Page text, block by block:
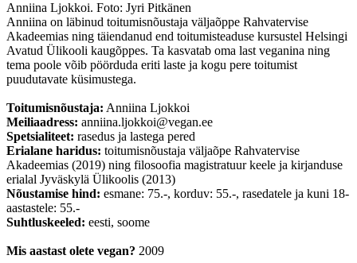
Anniina Ljokkoi. Foto: Jyri Pitkänen
Anniina on läbinud toitumisnõustaja väljaõppe Rahvatervise
Akadeemias ning täiendanud end toitumisteaduse kursustel Helsingi
Avatud Ülikooli kaugõppes. Ta kasvatab oma last veganina ning
tema poole võib pöörduda eriti laste ja kogu pere toitumist
puudutavate küsimustega.
Toitumisnõustaja: Anniina Ljokkoi
Meiliaadress: anniina.ljokkoi@vegan.ee
Spetsialiteet: rasedus ja lastega pered
Erialane haridus: toitumisnõustaja väljaõpe Rahvatervise
Akadeemias (2019) ning filosoofia magistratuur keele ja kirjanduse
erialal Jyväskylä Ülikoolis (2013)
Nõustamise hind: esmane: 75.-, korduv: 55.-, rasedatele ja kuni 18-
aastastele: 55.-
Suhtluskeeled: eesti, soome
Mis aastast olete vegan? 2009